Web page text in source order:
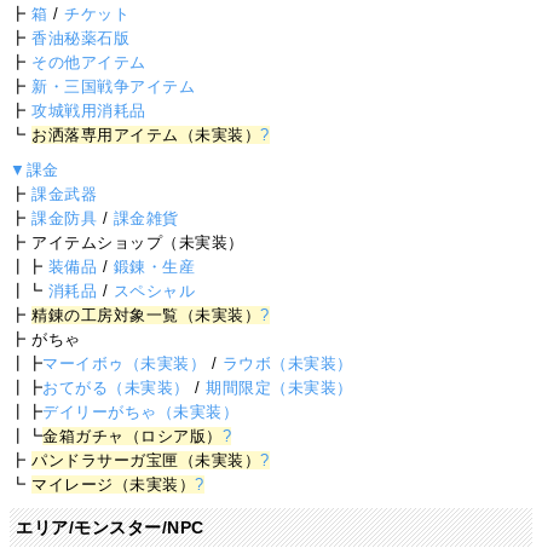
┣箱 /チケット
┣香油秘薬石版
┣ その他アイテム
┣ 新・三国戦争アイテム
┣攻城戦用消耗品
┗ お洒落専用アイテム（未実装）?
▼課金
┣課金武器
┣課金防具 / 課金雑貨
┣ アイテムショップ（未実装）
┃┣ 装備品 / 鍛錬・生産
┃┗ 消耗品 / スペシャル
┣精錬の工房対象一覧（未実装）?
┣ がちゃ
┃┣マーイボゥ（未実装） / ラウボ（未実装）
┃┣おてがる（未実装） /期間限定（未実装）
┃┣デイリーがちゃ（未実装）
┃┗金箱ガチャ（ロシア版） ?
┣パンドラサーガ宝匣（未実装）?
┗ マイレージ（未実装）?
エリア/モンスター/NPC